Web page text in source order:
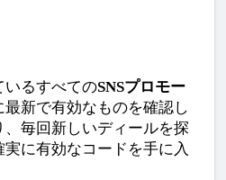
いるすべてのSNSプロモー
最新で有効なものを確認し
毎回新しいディールを探
に有効なコードを手に入